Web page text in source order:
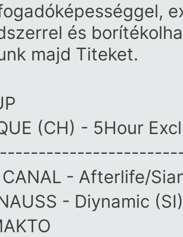
és
majd Titeket.
(CH) - 5Hour
CANAL - Afterlife/
- Diynamic (SI)